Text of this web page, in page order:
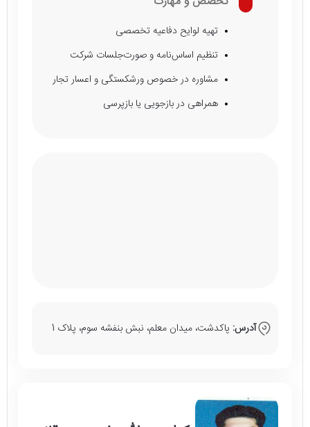
تهیه لوایح دفاعیه تخصصی
تنظیم اساس‌نامه و صورت‌جلسات شرکت
مشاوره در خصوص ورشکستگی و اعسار تجار
همراهی در بازجویی یا بازپرسی
آدرس: پاکدشت، میدان معلم، نبش بنفشه سوم، پلاک 1